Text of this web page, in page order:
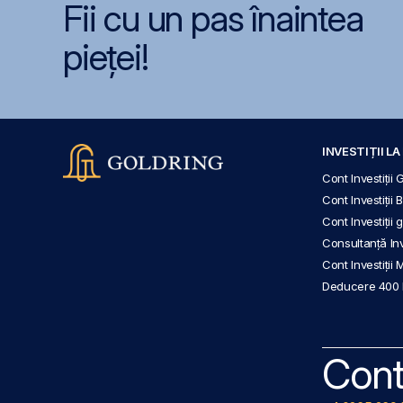
Fii cu un pas înaintea
pieței!
INVESTIȚII LA
Cont Investiții
Cont Investiții
Cont Investiții
Consultanță
Cont Investiții
Deducere 400